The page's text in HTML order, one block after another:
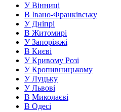
У Вінниці
В Івано-Франківську
У Дніпрі
В Житомирі
У Запоріжжі
В Києві
У Кривому Розі
У Кропивницькому
У Луцьку
У Львові
В Миколаєві
В Одесі